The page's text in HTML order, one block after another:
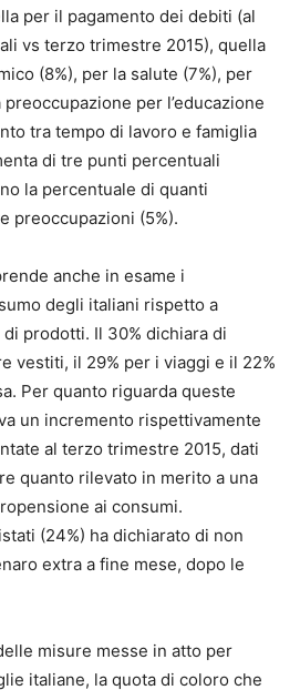
per il pagamento dei debiti (al
vs terzo trimestre 2015), quella
(8%), per la salute (7%), per
preoccupazione per l’educazione
tra tempo di lavoro e famiglia
di tre punti percentuali
la percentuale di quanti
preoccupazioni (5%).
anche in esame i
degli italiani rispetto a
prodotti. Il 30% dichiara di
vestiti, il 29% per i viaggi e il 22%
Per quanto riguarda queste
un incremento rispettivamente
al terzo trimestre 2015, dati
quanto rilevato in merito a una
ai consumi.
(24%) ha dichiarato di non
extra a fine mese, dopo le
misure messe in atto per
italiane, la quota di coloro che